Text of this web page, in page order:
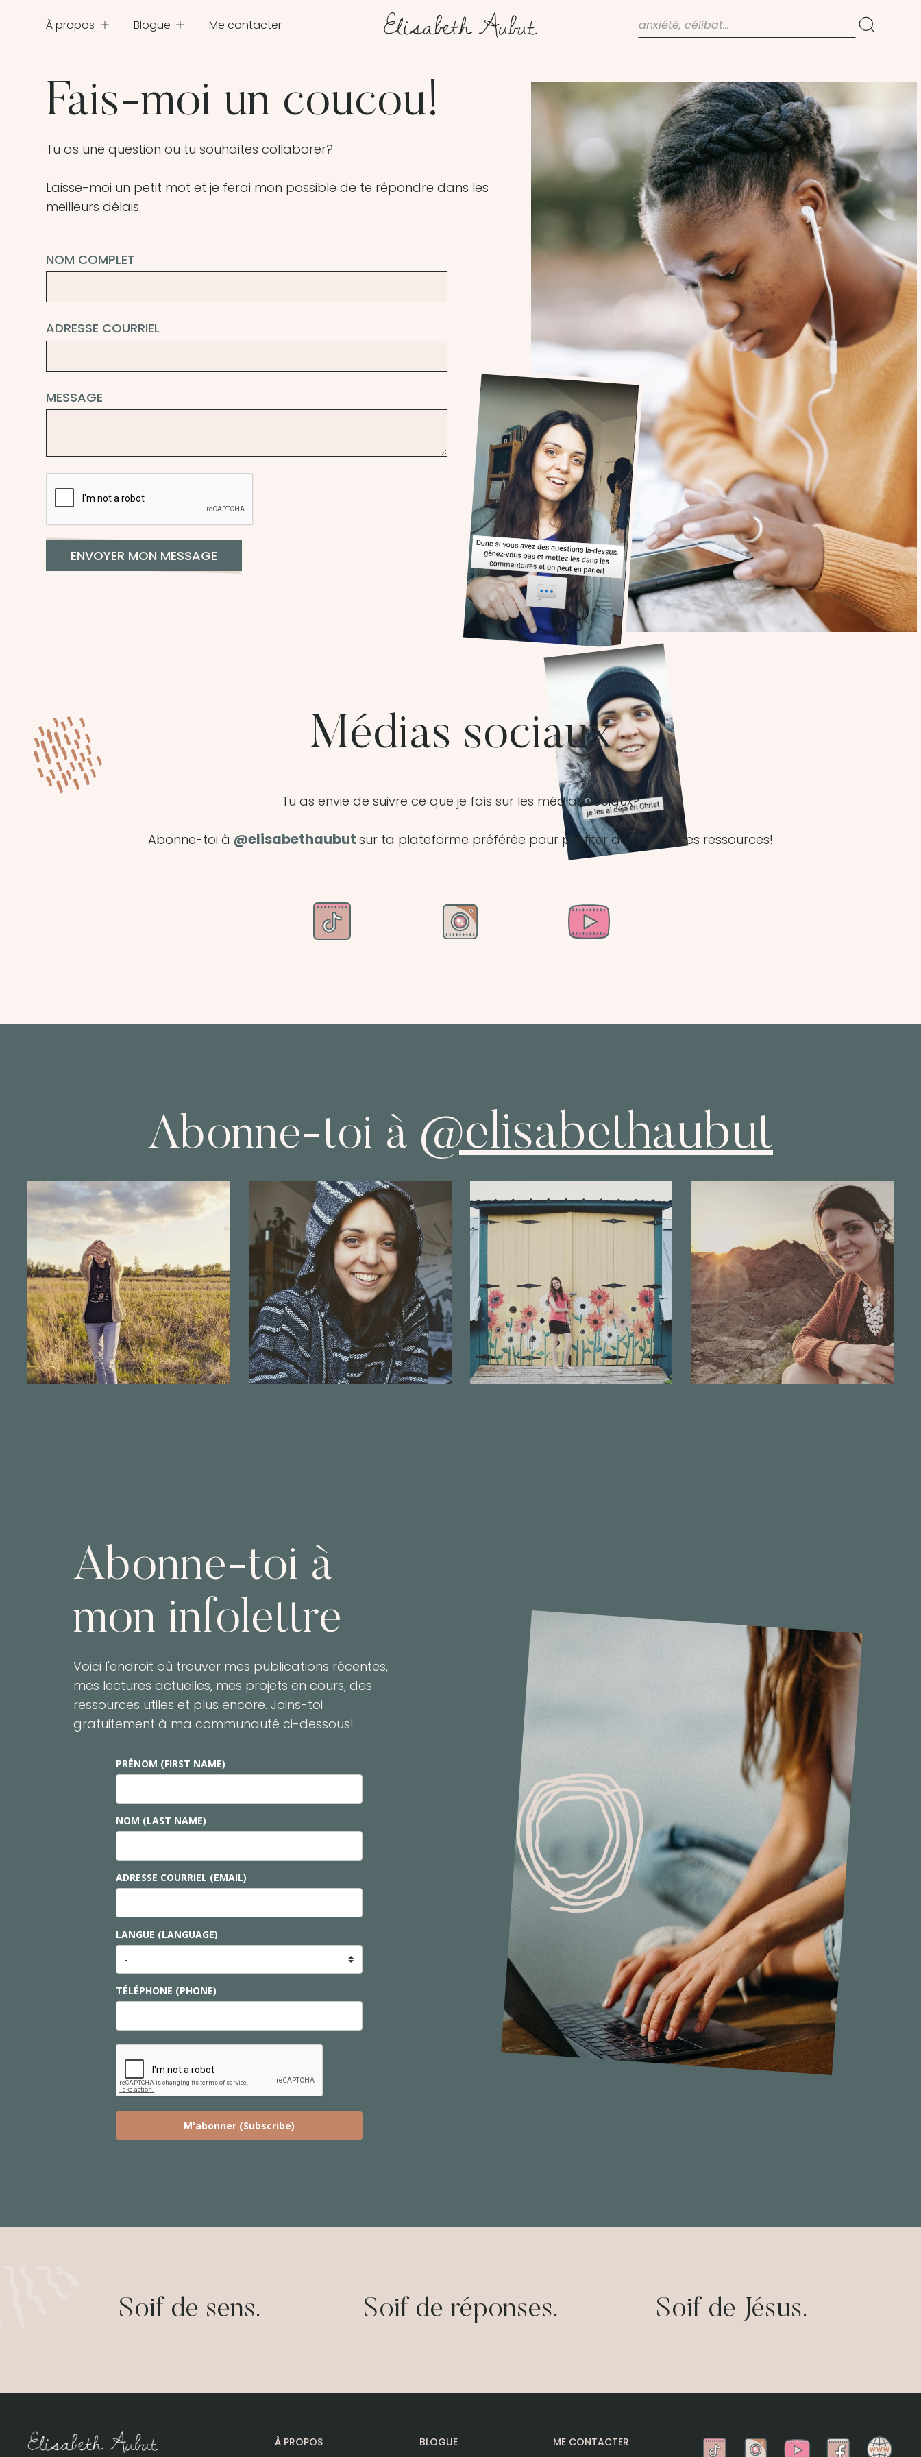
À propos Blogue Me contacter
Fais-moi un coucou!
Tu as une question ou tu souhaites collaborer?
Laisse-moi un petit mot et je ferai mon possible de te répondre dans les
meilleurs délais.
NOM COMPLET
ADRESSE COURRIEL
MESSAGE
Médias sociaux
Tu as envie de suivre ce que je fais sur les médias sociaux?
Abonne-toi à @elisabethaubut sur ta plateforme préférée pour profiter de toutes mes ressources!
Abonne-toi à @elisabethaubut
Abonne-toi à
mon infolettre
Voici l'endroit où trouver mes publications récentes,
mes lectures actuelles, mes projets en cours, des
ressources utiles et plus encore. Joins-toi
gratuitement à ma communauté ci-dessous!
PRÉNOM (FIRST NAME)
NOM (LAST NAME)
ADRESSE COURRIEL (EMAIL)
LANGUE (LANGUAGE)
TÉLÉPHONE (PHONE)
M'abonner (Subscribe)
Soif de sens. Soif de réponses. Soif de Jésus.
À PROPOS BLOGUE ME CONTACTER